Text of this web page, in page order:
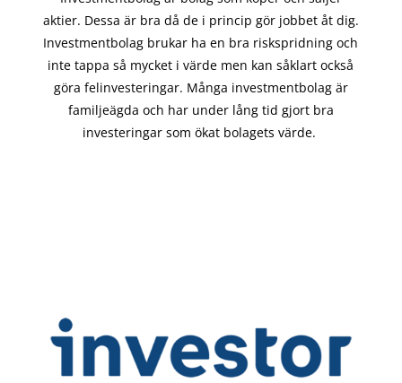
aktier. Dessa är bra då de i princip görjobbet åt dig.
Investmentbolag brukar ha en bra riskspridning och
inte tappa så mycket i värde men kan såklart också
göra felinvesteringar. Många investmentbolag är
familjeägda och har under lång tid gjort bra
investeringar som ökat bolagets värde.